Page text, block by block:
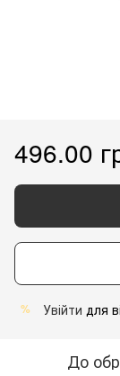
496.00
% Увійти для
До